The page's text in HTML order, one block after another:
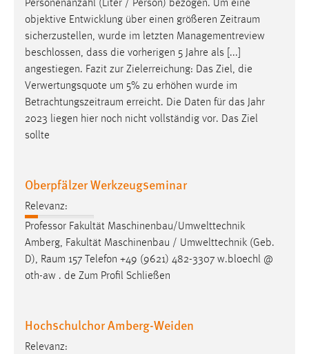
Personenanzahl (Liter / Person) bezogen. Um eine
objektive Entwicklung über einen größeren Zeitraum
sicherzustellen, wurde im letzten Managementreview
beschlossen, dass die vorherigen 5 Jahre als [...]
angestiegen. Fazit zur Zielerreichung: Das Ziel, die
Verwertungsquote um 5% zu erhöhen wurde im
Betrachtungszeitraum erreicht. Die Daten für das Jahr
2023 liegen hier noch nicht vollständig vor. Das Ziel
sollte
Oberpfälzer Werkzeugseminar
Relevanz:
Professor Fakultät Maschinenbau/Umwelttechnik
Amberg, Fakultät Maschinenbau / Umwelttechnik (Geb.
D), Raum 157 Telefon +49 (9621) 482-3307 w.bloechl @
oth-aw . de Zum Profil Schließen
Hochschulchor Amberg-Weiden
Relevanz: